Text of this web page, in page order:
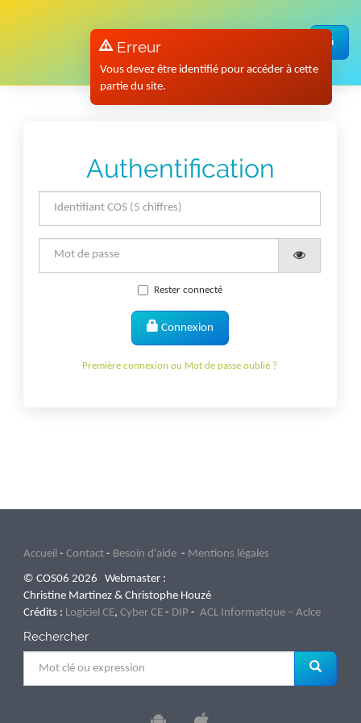
Authentification
Rester connecté
Connexion
Première connexion ou Mot de passe oublié ?
Accueil - Contact - Besoin d'aide - Mentions légales
© COS06 2026 Webmaster :
Christine Martinez & Christophe Houzé
Crédits : Logiciel CE, Cyber CE - DIP - ACL Informatique – Aclce
Rechercher
Erreur
Vous devez être identifié pour accéder à cette
partie du site.